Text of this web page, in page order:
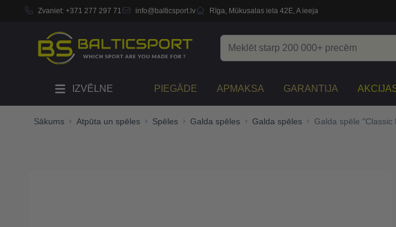
Zvaniet: +371 277 297 71 info@balticsport.lv Rīga, Mūkusalas iela 42E, A ieeja
IZVĒLNE PIEGĀDE APMAKSA GARANTIJA
Sākums Atpūta un spēles Spēles Galda spēles Galda spēles Galda spēle "Classic